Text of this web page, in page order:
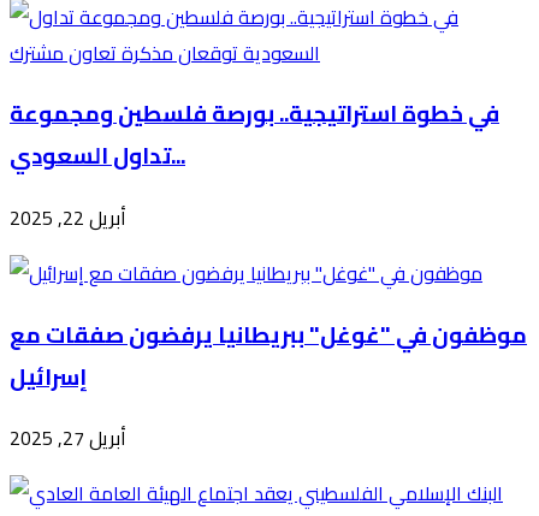
في خطوة استراتيجية.. بورصة فلسطين ومجموعة
تداول السعودي...
أبريل 22, 2025
موظفون في "غوغل" ببريطانيا يرفضون صفقات مع
إسرائيل
أبريل 27, 2025